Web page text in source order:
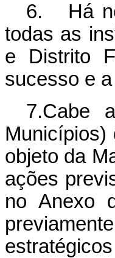
6. Há
todas as
e Distrito
sucesso e
7.Cabe
Municípios)
objeto da
ações
no Anexo